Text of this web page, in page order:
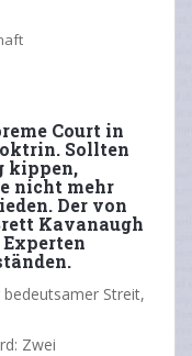
Court in
Sollten
kippen,
nicht mehr
Der von
Kavanaugh
Streit,
Zwei